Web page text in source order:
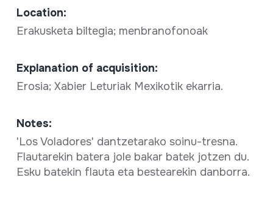
Location:
Erakusketa biltegia; menbranofonoak
Explanation of acquisition:
Erosia; Xabier Leturiak Mexikotik ekarria.
Notes:
'Los Voladores' dantzetarako soinu-tresna.
Flautarekin batera jole bakar batek jotzen du.
Esku batekin flauta eta bestearekin danborra.